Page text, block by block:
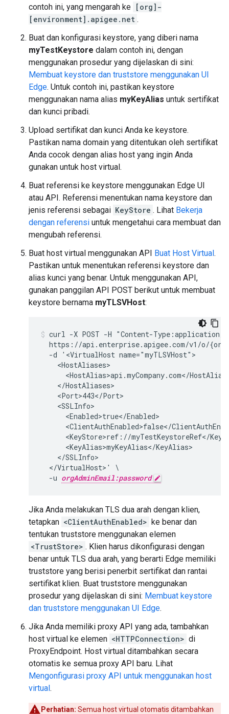
contoh ini, yang mengarah ke [org]-
[environment].apigee.net .
Buat dan konfigurasi keystore, yang diberi nama
myTestKeystore dalam contoh ini, dengan
menggunakan prosedur yang dijelaskan di sini:
Membuat keystore dan truststore menggunakan UI
Edge. Untuk contoh ini, pastikan keystore
menggunakan nama alias myKeyAlias untuk sertifikat
dan kunci pribadi.
Upload sertifikat dan kunci Anda ke keystore.
Pastikan nama domain yang ditentukan oleh sertifikat
Anda cocok dengan alias host yang ingin Anda
gunakan untuk host virtual.
Buat referensi ke keystore menggunakan Edge UI
atau API. Referensi menentukan nama keystore dan
jenis referensi sebagai KeyStore . Lihat Bekerja
dengan referensi untuk mengetahui cara membuat dan
mengubah referensi.
Buat host virtual menggunakan API Buat Host Virtual.
Pastikan untuk menentukan referensi keystore dan
alias kunci yang benar. Untuk menggunakan API,
gunakan panggilan API POST berikut untuk membuat
keystore bernama myTLSVHost:
curl -X POST -H "Content-Type:application/
https://api.enterprise.apigee.com/v1/o/
  -d '<VirtualHost name="myTLSVHost">
    <HostAliases>
<HostAlias>api.myCompany.com</
    </HostAliases>
    <Port>443</Port>
    <SSLInfo>
      <Enabled>true</Enabled>
<ClientAuthEnabled>false</
<KeyStore>ref://myTestKeystoreRef</
      <KeyAlias>myKeyAlias</KeyAlias>
    </SSLInfo>
  </VirtualHost>' \
  -u
orgAdminEmail:password
Jika Anda melakukan TLS dua arah dengan klien,
tetapkan <ClientAuthEnabled> ke benar dan
tentukan truststore menggunakan elemen
<TrustStore> . Klien harus dikonfigurasi dengan
benar untuk TLS dua arah, yang berarti Edge memiliki
truststore yang berisi penerbit sertifikat dan rantai
sertifikat klien. Buat truststore menggunakan
prosedur yang dijelaskan di sini: Membuat keystore
dan truststore menggunakan UI Edge.
Jika Anda memiliki proxy API yang ada, tambahkan
host virtual ke elemen <HTTPConnection> di
ProxyEndpoint. Host virtual ditambahkan secara
otomatis ke semua proxy API baru. Lihat
Mengonfigurasi proxy API untuk menggunakan host
virtual.
Perhatian: Semua host virtual otomatis ditambahkan